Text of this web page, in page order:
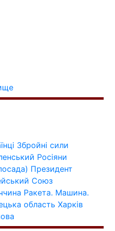
Збройні сили
Росіяни
Президент
Союз
Ракета. Машина.
область Харків